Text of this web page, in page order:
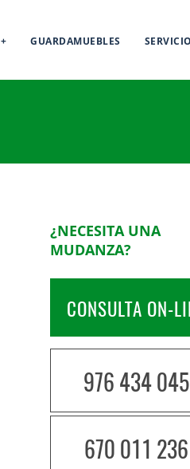
GUARDAMUEBLES
¿NECESITA UNA
MUDANZA?
CONSULTA ON-
976 434 045
670 011 236